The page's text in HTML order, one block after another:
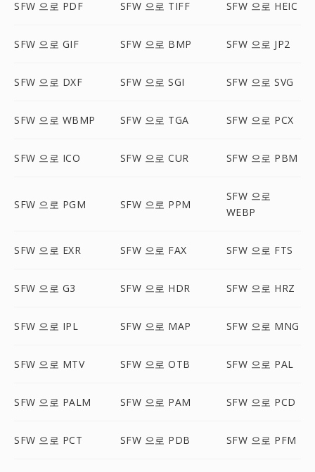
SFW 으로 PDF SFW 으로 TIFF SFW 으로 HEIC
SFW 으로 GIF SFW 으로 BMP SFW 으로 JP2
SFW 으로 DXF SFW 으로 SGI SFW 으로 SVG
SFW 으로 WBMP SFW 으로 TGA SFW 으로 PCX
SFW 으로 ICO SFW 으로 CUR SFW 으로 PBM
SFW 으로 PGM SFW 으로 PPM
SFW 으로
WEBP
SFW 으로 EXR SFW 으로 FAX SFW 으로 FTS
SFW 으로 G3 SFW 으로 HDR SFW 으로 HRZ
SFW 으로 IPL SFW 으로 MAP SFW 으로 MNG
SFW 으로 MTV SFW 으로 OTB SFW 으로 PAL
SFW 으로 PALM SFW 으로 PAM SFW 으로 PCD
SFW 으로 PCT SFW 으로 PDB SFW 으로 PFM